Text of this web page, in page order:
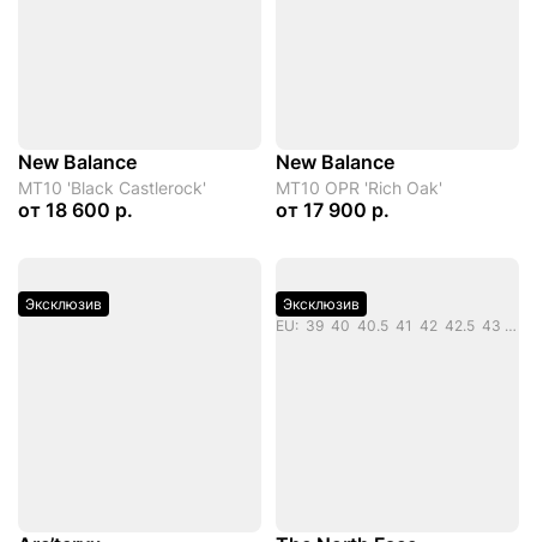
New Balance
MT10 'Black Castlerock'
от 18 600 р.
New Balance
MT10 OPR 'Rich Oak'
от 17 900 р.
Эксклюзив
Эксклюзив
EU: 39 40 40.5 41 42 42.5 43 44 44.5 45.5